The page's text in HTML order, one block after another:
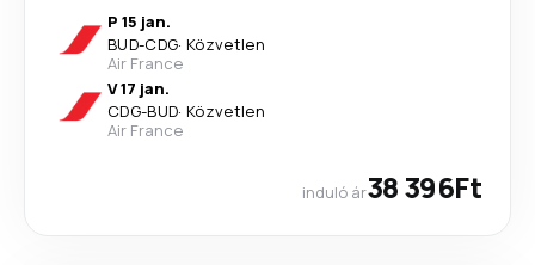
P 15 jan.
BUD-CDG· Közvetlen
Air France
V 17 jan.
CDG-BUD· Közvetlen
Air France
induló ár38 396Ft